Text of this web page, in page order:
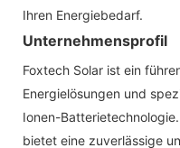
Ihren Energiebedarf.
Unternehmensprofil
Foxtech Solar ist ein
Energielösungen und
Ionen-
bietet eine zuverlässige